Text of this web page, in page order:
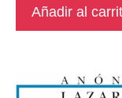
Añadir al